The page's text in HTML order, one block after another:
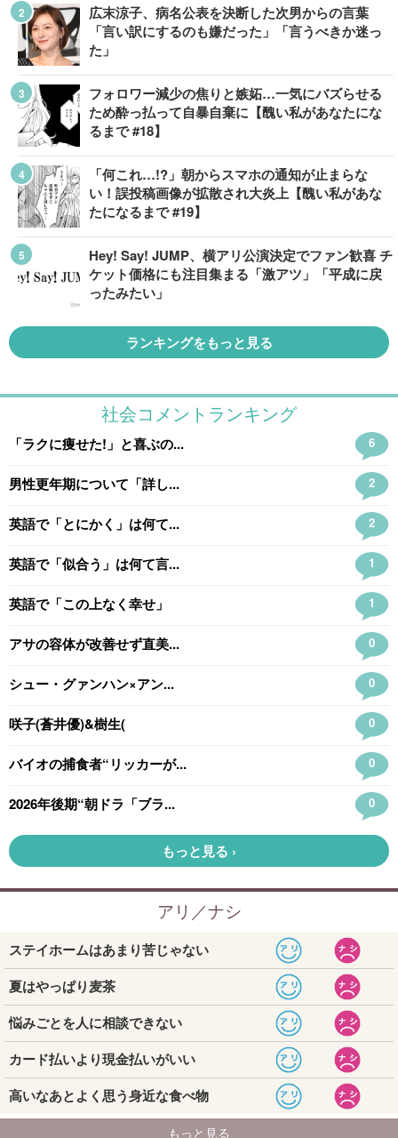
広末涼子、病名公表を決断した次男からの言葉
「言い訳にするのも嫌だった」「言うべきか迷っ
た」
フォロワー減少の焦りと嫉妬…一気にバズらせる
ため酔っ払って自暴自棄に【醜い私があなたにな
るまで #18】
「何これ…!?」朝からスマホの通知が止まらな
い！誤投稿画像が拡散され大炎上【醜い私があな
たになるまで #19】
Hey! Say! JUMP、横アリ公演決定でファン歓喜 チ
ケット価格にも注目集まる「激アツ」「平成に戻
ったみたい」
ランキングをもっと見る